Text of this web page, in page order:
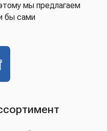
мы предлагаем
бы сами